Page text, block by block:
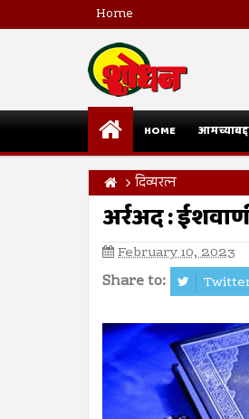
Home
HOME
दिव्यरत्न
अर्रअद :
February 10, 2023
Share to: